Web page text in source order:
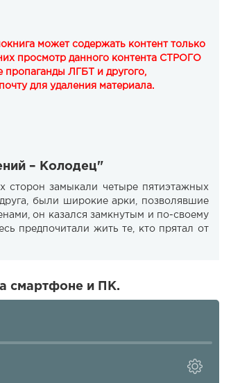
может содержать контент только
просмотр данного контента СТРОГО
ЛГБТ и другого,
для удаления материала.
– Колодец"
сторон замыкали четыре пятиэтажных
были широкие арки, позволявшие
он казался замкнутым и по-своему
предпочитали жить те, кто прятал от
смартфоне и ПК.